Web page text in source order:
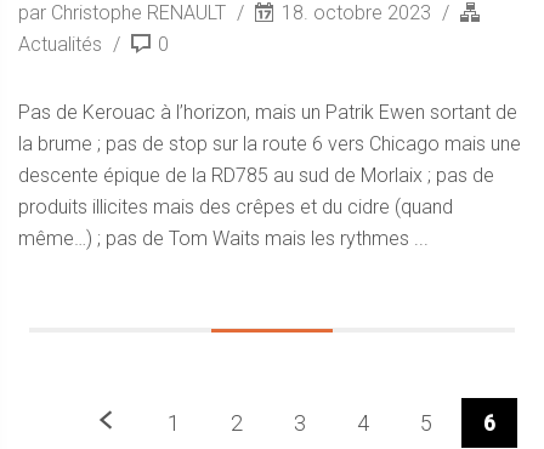
par Christophe RENAULT
18. octobre 2023
Actualités
0
Pas de Kerouac à l’horizon, mais un Patrik Ewen sortant de
la brume ; pas de stop sur la route 6 vers Chicago mais une
descente épique de la RD785 au sud de Morlaix ; pas de
produits illicites mais des crêpes et du cidre (quand
même…) ; pas de Tom Waits mais les rythmes ...
Précedent
1 2 3 4 5
6